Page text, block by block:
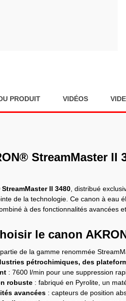
PRODUIT VIDÉOS
StreamMaster II
II 3480 , distribué
de la technologie. Ce canon à eau
à des fonctionnalités avancées
le canon
de la gamme renommée
pétrochimiques, des
: 7600 l/min pour une suppression
robuste : fabriqué en Pyrolite, un
avancées : capteurs de position